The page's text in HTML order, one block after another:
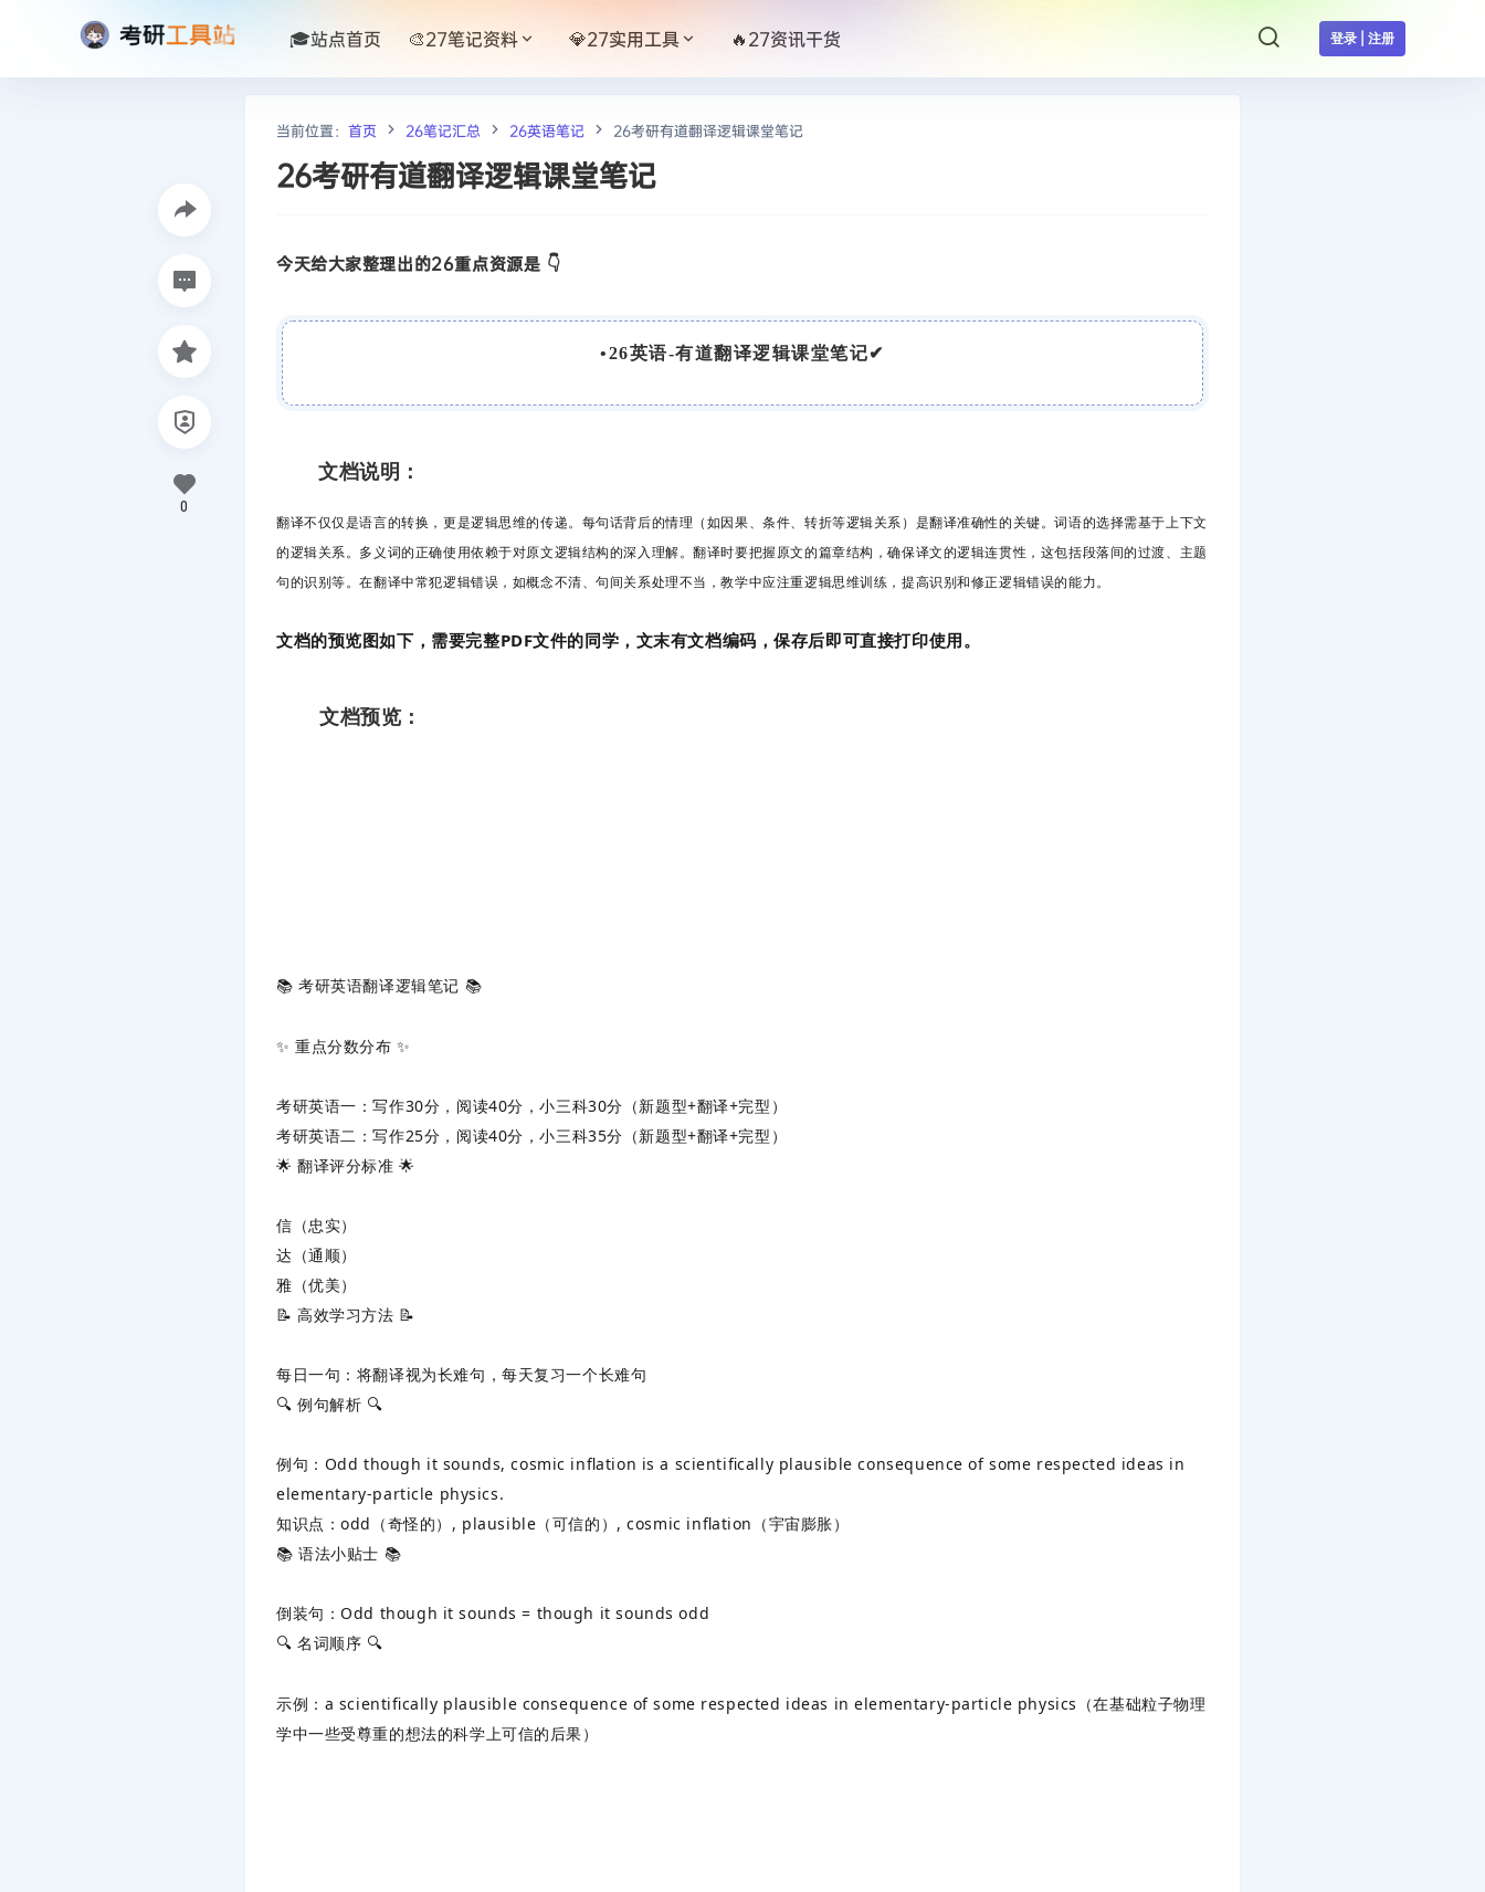
登录 | 注册
🎓站点首页 🎨27笔记资料 💎27实用工具 🔥27资讯干货
当前位置： 首页 26笔记汇总 26英语笔记 26考研有道翻译逻辑课堂笔记
26考研有道翻译逻辑课堂笔记
今天给大家整理出的26重点资源是 👇
•26英语-有道翻译逻辑课堂笔记✔
文档说明：
翻译不仅仅是语言的转换，更是逻辑思维的传递。每句话背后的情理（如因果、条件、转折等逻辑关系）是翻译准确性的关键。词语的选择需基于上下文
的逻辑关系。多义词的正确使用依赖于对原文逻辑结构的深入理解。翻译时要把握原文的篇章结构，确保译文的逻辑连贯性，这包括段落间的过渡、主题
句的识别等。在翻译中常犯逻辑错误，如概念不清、句间关系处理不当，教学中应注重逻辑思维训练，提高识别和修正逻辑错误的能力。
文档的预览图如下，需要完整PDF文件的同学，文末有文档编码，保存后即可直接打印使用。
文档预览：
📚 ‌考研英语翻译逻辑笔记 ‌ 📚
✨ ‌重点分数分布 ‌ ✨
考研英语一 ‌：写作30分，阅读40分，小三科30分（新题型+翻译+完型）
考研英语二 ‌：写作25分，阅读40分，小三科35分（新题型+翻译+完型）
🌟 ‌翻译评分标准 ‌ 🌟
信（忠实）
达（通顺）
雅（优美）
📝 ‌高效学习方法 ‌ 📝
每日一句 ‌：将翻译视为长难句，每天复习一个长难句
🔍 ‌例句解析 ‌ 🔍
例句 ‌：Odd though it sounds, cosmic inflation is a scientifically plausible consequence of some respected ideas in
elementary-particle physics.
知识点 ‌：odd（奇怪的）, plausible（可信的）, cosmic inflation（宇宙膨胀）
📚 ‌语法小贴士 ‌ 📚
倒装句 ‌：Odd though it sounds = though it sounds odd
🔍 ‌名词顺序 ‌ 🔍
示例 ‌：a scientifically plausible consequence of some respected ideas in elementary-particle physics（在基础粒子物理
学中一些受尊重的想法的科学上可信的后果）
0